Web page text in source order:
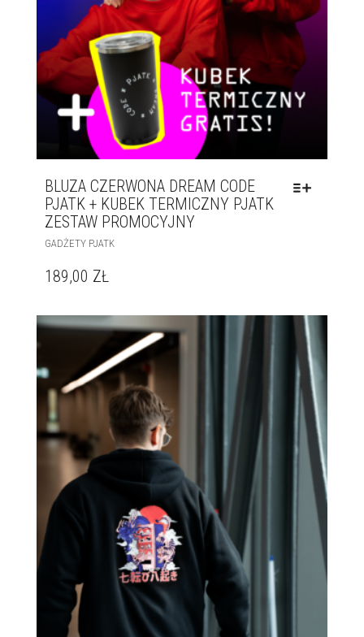
BLUZA CZERWONA DREAM CODE
PJATK + KUBEK TERMICZNY PJATK
ZESTAW PROMOCYJNY
GADŻETY PJATK
189,00 ZŁ